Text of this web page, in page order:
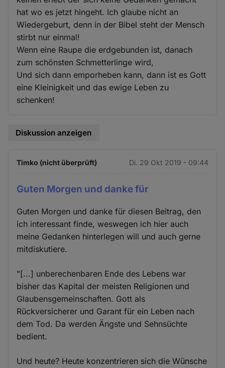
hat wo es jetzt hingeht. Ich glaube nicht an
Wiedergeburt, denn in der Bibel steht der Mensch
stirbt nur einmal!
Wenn eine Raupe die erdgebunden ist, danach
zum schönsten Schmetterlinge wird,
Und sich dann emporheben kann, dann ist es Gott
eine Kleinigkeit und das ewige Leben zu
schenken!
Diskussion anzeigen
Timko (nicht überprüft) Di. 29 Okt 2019 - 09:44
Guten Morgen und danke für
Guten Morgen und danke für diesen Beitrag, den
ich interessant finde, weswegen ich hier auch
meine Gedanken hinterlegen will und auch gerne
mitdiskutiere.
"[...] unberechenbaren Ende des Lebens war
bisher das Kapital der meisten Religionen und
Glaubensgemeinschaften. Gott als
Rückversicherer und Garant für ein Leben nach
dem Tod. Da werden Ängste und Sehnsüchte
bedient.
Und heute? Heute konzentrieren sich die Wünsche